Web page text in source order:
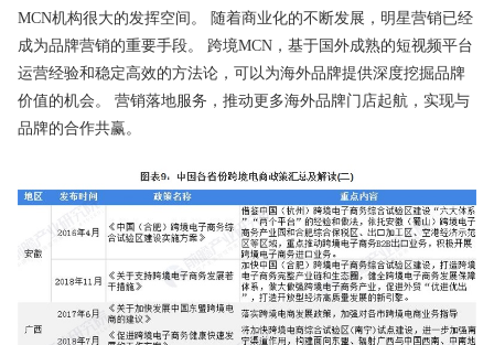
MCN机构很大的发挥空间。 随着商业化的不断发展，明星营销已经
成为品牌营销的重要手段。 跨境MCN，基于国外成熟的短视频平台
运营经验和稳定高效的方法论，可以为海外品牌提供深度挖掘品牌
价值的机会。 营销落地服务，推动更多海外品牌门店起航，实现与
品牌的合作共赢。